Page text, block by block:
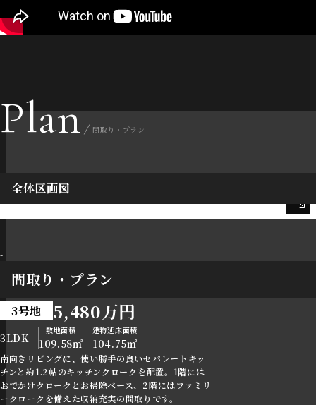
Plan 間取り・プラン
全体区画図
-
間取り・プラン
3号地 5,480万円
3LDK
敷地面積
109.58㎡
建物延床面積
104.75㎡
南向きリビングに、使い勝手の良いセパレートキッ
チンと約1.2帖のキッチンクロークを配置。1階には
おでかけクロークとお掃除ベース、2階にはファミリ
ークロークを備えた収納充実の間取りです。